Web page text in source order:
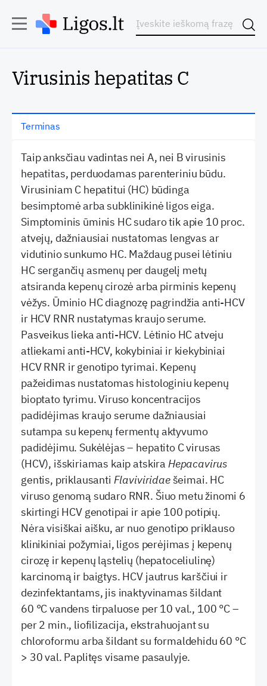
Virusinis hepatitas C
Terminas
Taip anksčiau vadintas nei A, nei B virusinis
hepatitas, perduodamas parenteriniu būdu.
Virusiniam C hepatitui (HC) būdinga
besimptomė arba subklinikinė ligos eiga.
Simptominis ūminis HC sudaro tik apie 10 proc.
atvejų, dažniausiai nustatomas lengvas ar
vidutinio sunkumo HC. Maždaug pusei lėtiniu
HC sergančių asmenų per daugelį metų
atsiranda kepenų cirozė arba pirminis kepenų
vėžys. Ūminio HC diagnozę pagrindžia anti-HCV
ir HCV RNR nustatymas kraujo serume.
Pasveikus lieka anti-HCV. Lėtinio HC atveju
atliekami anti-HCV, kokybiniai ir kiekybiniai
HCV RNR ir genotipo tyrimai. Kepenų
pažeidimas nustatomas histologiniu kepenų
bioptato tyrimu. Viruso koncentracijos
padidėjimas kraujo serume dažniausiai
sutampa su kepenų fermentų aktyvumo
padidėjimu. Sukėlėjas – hepatito C virusas
(HCV), išskiriamas kaip atskira Hepacavirus
gentis, priklausanti Flaviviridaešeimai. HC
viruso genomą sudaro RNR. Šiuo metu žinomi 6
skirtingi HCV genotipai ir apie 100 potipių.
Nėra visiškai aišku, ar nuo genotipo priklauso
klinikiniai požymiai, ligos perėjimas į kepenų
cirozę ir kepenų ląstelių (hepatoceliulinę)
karcinomą ir baigtys. HCV jautrus karščiui ir
dezinfektantams, jis inaktyvinamas šildant
60 °C vandens tirpaluose per 10 val., 100 °C –
per 2 min., liofilizacija, ekstrahuojant su
chloroformu arba šildant su formaldehidu 60 °C
> 30 val. Paplitęs visame pasaulyje.